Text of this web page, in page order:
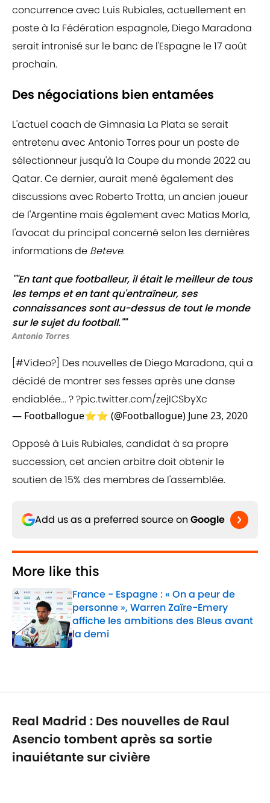
concurrence avec Luis Rubiales, actuellement en
poste à la Fédération espagnole, Diego Maradona
serait intronisé sur le banc de l'Espagne le 17 août
prochain.
Des négociations bien entamées
L'actuel coach de Gimnasia La Plata se serait
entretenu avec Antonio Torres pour un poste de
sélectionneur jusqu'à la Coupe du monde 2022 au
Qatar. Ce dernier, aurait mené également des
discussions avec Roberto Trotta, un ancien joueur
de l'Argentine mais également avec Matias Morla,
l'avocat du principal concerné selon les dernières
informations de Beteve.
""En tant que footballeur, il était le meilleur de tous
les temps et en tant qu'entraîneur, ses
connaissances sont au-dessus de tout le monde
sur le sujet du football.""
Antonio Torres
#Video?] Des nouvelles de Diego Maradona, qui a
décidé de montrer ses fesses après une danse
endiablée... ? ?pic.twitter.com/zejICSbyXc
— Footballogue⭐️⭐️ (@Footballogue) June 23, 2020
Opposé à Luis Rubiales, candidat à sa propre
succession, cet ancien arbitre doit obtenir le
soutien de 15% des membres de l'assemblée.
Add us as a preferred source on Google
More like this
France - Espagne : « On a peur de
personne », Warren Zaïre-Emery
affiche les ambitions des Bleus avant
la demi
Published by on Invalid Date
Real Madrid : Des nouvelles de Raul
Asencio tombent après sa sortie
inquiétante sur civière